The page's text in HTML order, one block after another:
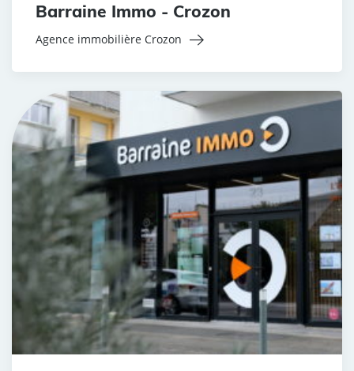
Barraine Immo - Crozon
Agence immobilière Crozon